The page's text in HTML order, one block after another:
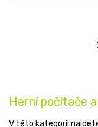
Herní počítače
V této kategorii